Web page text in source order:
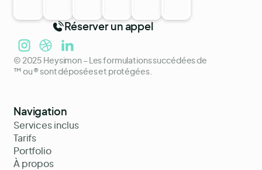
Réserver un appel
© 2025 Heysimon – Les formulations succédées de
™ ou ® sont déposées et protégées.
Navigation
Services inclus
Tarifs
Portfolio
À propos